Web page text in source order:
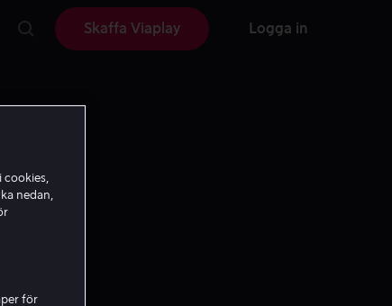
Skaffa Viaplay Logga in
nedan,
för